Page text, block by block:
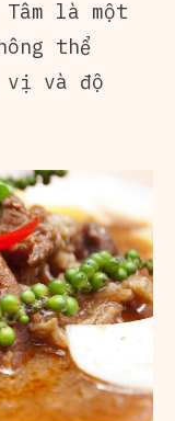
là một
thể
vị và độ